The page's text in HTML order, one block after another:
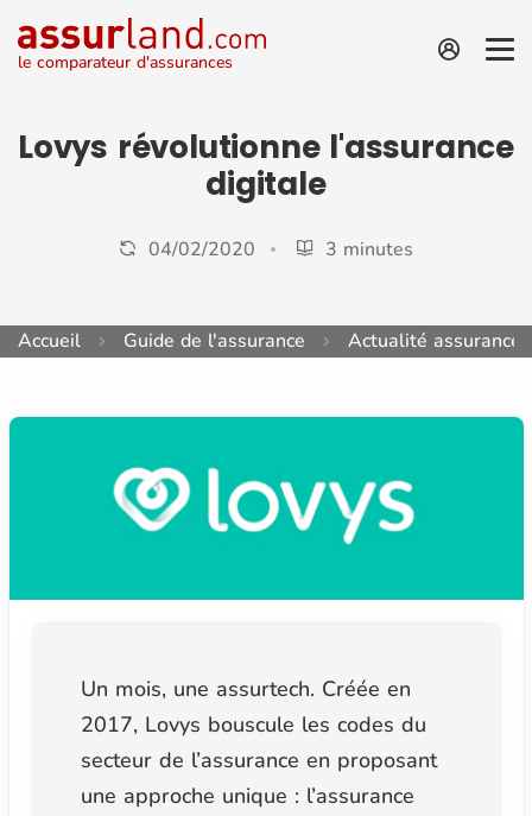
le comparateur d'assurances
Lovys révolutionne l'assurance
digitale
04/02/2020 3 minutes
Accueil Guide de l'assurance Actualité assurance
Un mois, une assurtech. Créée en
2017, Lovys bouscule les codes du
secteur de l’assurance en proposant
une approche unique : l’assurance